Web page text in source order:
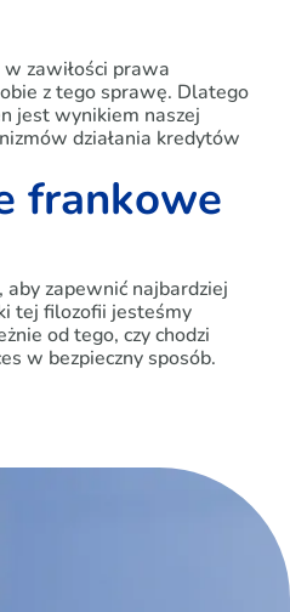
zawiłości prawa
z tego sprawę. Dlatego
jest wynikiem naszej
działania kredytów
frankowe
zapewnić najbardziej
tej filozofii jesteśmy
od tego, czy chodzi
w bezpieczny sposób.